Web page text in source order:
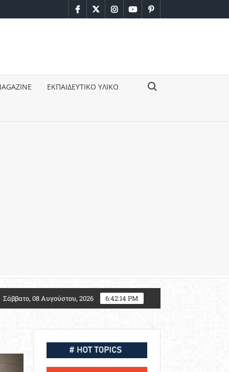
facebook
twitterinstagram
youtubepinterest
ΕΚΠΑΙΔΕΥΤΙΚΟ ΥΛΙΚΟ Search for:
αλλάζει για τους υποψηφίους Στρατιωτικών Σχολών
Σάββατο, 08 Αυγούστου, 2026 6:42:16 PM